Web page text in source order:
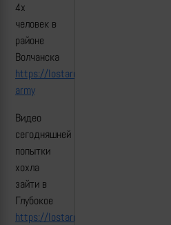
4х
человек в
районе
Волчанска
https://lostarmour.info/news/
army
Видео
сегодняшней
попытки
хохла
зайти в
Глубокое
https://lostarmour.info/news/boi-